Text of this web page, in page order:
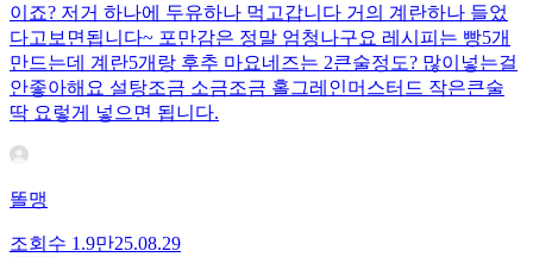
이죠? 저거 하나에 두유하나 먹고갑니다 거의 계란하나 들었
다고보면됩니다~ 포만감은 정말 엄청나구요 레시피는 빵5개
만드는데 계란5개랑 후추 마요네즈는 2큰술정도? 많이넣는걸
안좋아해요 설탕조금 소금조금 홀그레인머스터드 작은큰술
딱 요렇게 넣으면 됩니다.
똘맹
조회수 1.9만25.08.29